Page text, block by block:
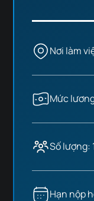
Nơi làm
Mức
Số lượng:
Hạn nộp